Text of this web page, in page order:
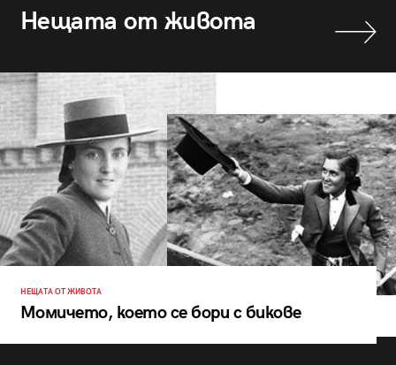
Нещата от живота
НЕЩАТА ОТ ЖИВОТА
Момичето, което се бори с бикове